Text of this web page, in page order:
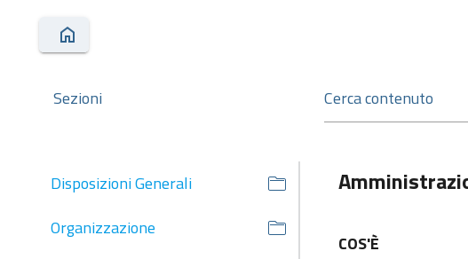
Sezioni
Disposizioni Generali
Organizzazione
COS'È